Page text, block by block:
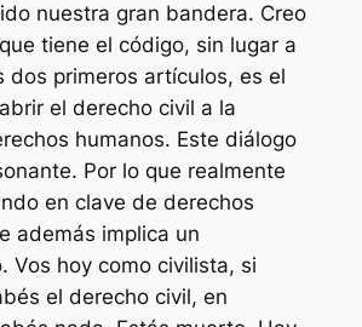
nuestra gran bandera. Creo
tiene el código, sin lugar a
dos primeros artículos, es el
el derecho civil a la
humanos. Este diálogo
Por lo que realmente
en clave de derechos
además implica un
Vos hoy como civilista, si
el derecho civil, en